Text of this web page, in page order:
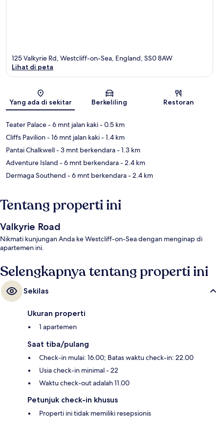
Peta
125 Valkyrie Rd, Westcliff-on-Sea, England, SS0 8AW
Lihat di peta
Yang ada di sekitar Berkeliling Restoran
Teater Palace- 6 mnt jalan kaki- 0.5 km
Cliffs Pavilion- 16 mnt jalan kaki- 1.4 km
Pantai Chalkwell- 3 mnt berkendara- 1.3 km
Adventure Island - 6 mnt berkendara- 2.4 km
Dermaga Southend - 6 mnt berkendara- 2.4 km
Tentang properti ini
Valkyrie Road
Nikmati kunjungan Anda ke Westcliff-on-Sea dengan menginap di
apartemen ini.
Selengkapnya tentang properti ini
Sekilas
Ukuran properti
1 apartemen
Saat tiba/pulang
Check-in mulai: 16.00; Batas waktu check-in: 22.00
Usia check-in minimal - 22
Waktu check-out adalah 11.00
Petunjuk check-in khusus
Properti ini tidak memiliki resepsionis